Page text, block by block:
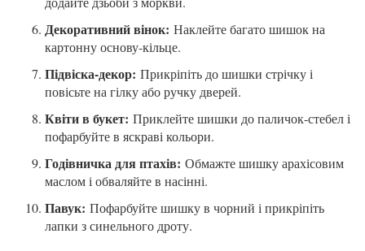
Декоративний вінок: Наклейте багато шишок на
картонну основу-кільце.
Підвіска-декор: Прикріпіть до шишки стрічку і
повісьте на гілку або ручку дверей.
Квіти в букет: Приклейте шишки до паличок-стебел і
пофарбуйте в яскраві кольори.
Годівничка для птахів: Обмажте шишку арахісовим
маслом і обваляйте в насінні.
Павук: Пофарбуйте шишку в чорний і прикріпіть
лапки з синельного дроту.